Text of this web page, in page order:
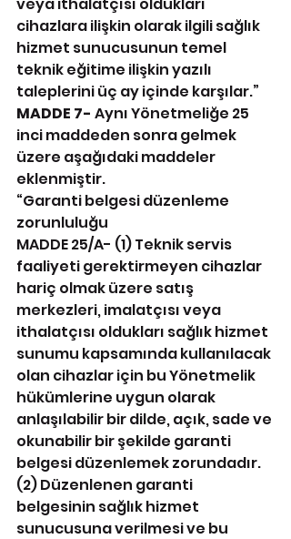
cihazlara ilişkin olarak ilgili sağlık
hizmet sunucusunun temel
teknik eğitime ilişkin yazılı
taleplerini üç ay içinde karşılar.”
MADDE 7- Aynı Yönetmeliğe 25
inci maddeden sonra gelmek
üzere aşağıdaki maddeler
eklenmiştir.
“Garanti belgesi düzenleme
zorunluluğu
MADDE 25/A- (1) Teknik servis
faaliyeti gerektirmeyen cihazlar
hariç olmak üzere satış
merkezleri, imalatçısı veya
ithalatçısı oldukları sağlık hizmet
sunumu kapsamında kullanılacak
olan cihazlar için bu Yönetmelik
hükümlerine uygun olarak
anlaşılabilir bir dilde, açık, sade ve
okunabilir bir şekilde garanti
belgesi düzenlemek zorundadır.
(2) Düzenlenen garanti
belgesinin sağlık hizmet
sunucusuna verilmesi ve bu